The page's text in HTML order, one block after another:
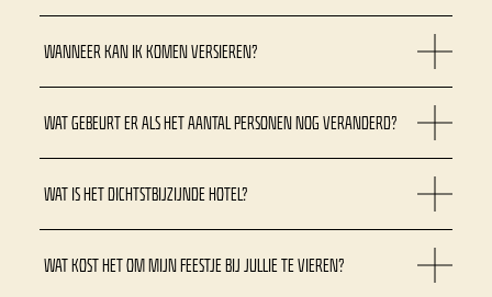
WANNEER KAN IK KOMEN VERSIEREN?
WAT GEBEURT ER ALS HET AANTAL PERSONEN NOG VERANDERD?
WAT IS HET DICHTSTBIJZIJNDE HOTEL?
WAT KOST HET OM MIJN FEESTJE BIJ JULLIE TE VIEREN?